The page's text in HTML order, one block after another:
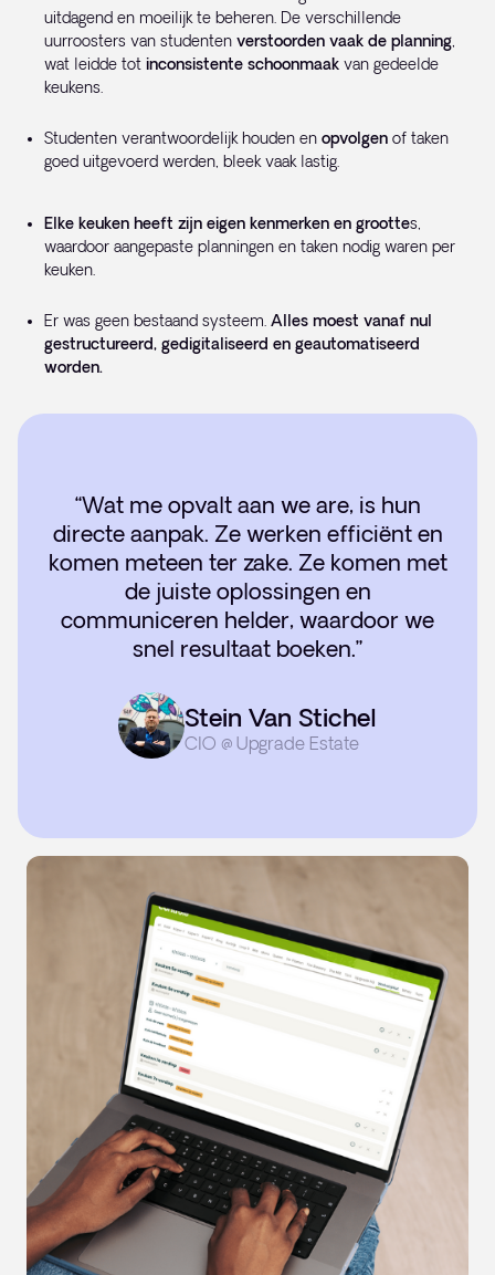
uitdagend en moeilijk te beheren. De verschillende
uurroosters van studenten verstoorden vaak de planning,
wat leidde tot inconsistente schoonmaak van gedeelde
keukens.
Studenten verantwoordelijk houden en opvolgen of taken
goed uitgevoerd werden, bleek vaak lastig.
Elke keuken heeft zijn eigen kenmerken en groottes,
waardoor aangepaste planningen en taken nodig waren per
keuken.
Er was geen bestaand systeem. Alles moest vanaf nul
gestructureerd, gedigitaliseerd en geautomatiseerd
worden.
“Wat me opvalt aan we are, is hun
directe aanpak. Ze werken efficiënt en
komen meteen ter zake. Ze komen met
de juiste oplossingen en
communiceren helder, waardoor we
snel resultaat boeken.”
Stein Van Stichel
CIO @ Upgrade Estate